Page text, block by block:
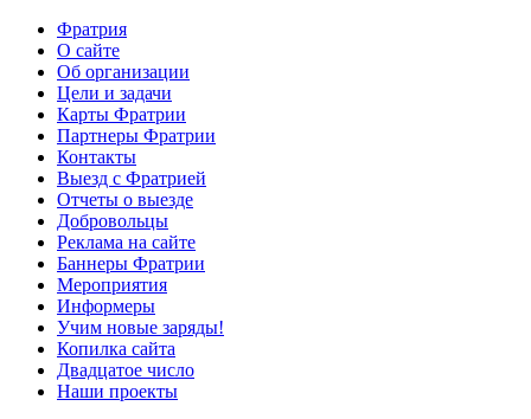
Фратрия
О сайте
Об организации
Цели и задачи
Карты Фратрии
Партнеры Фратрии
Контакты
Выезд с Фратрией
Отчеты о выезде
Добровольцы
Реклама на сайте
Баннеры Фратрии
Мероприятия
Информеры
Учим новые заряды!
Копилка сайта
Двадцатое число
Наши проекты